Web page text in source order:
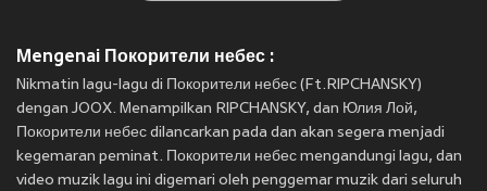
Mengenai Покорители небес :
Nikmatin lagu-lagu di Покорители небес (Ft.RIPCHANSKY)
dengan JOOX. Menampilkan RIPCHANSKY, dan Юлия Лой,
Покорители небес dilancarkan pada dan akan segera menjadi
kegemaran peminat. Покорители небес mengandungi lagu, dan
video muzik lagu ini digemari oleh penggemar muzik dari seluruh